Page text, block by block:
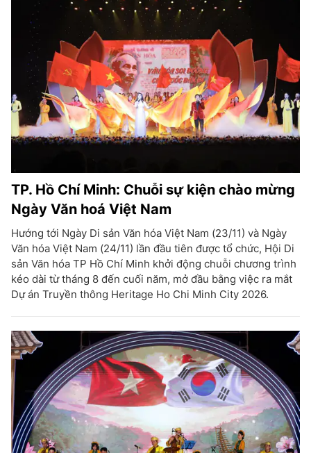
TP. Hồ Chí Minh: Chuỗi sự kiện chào mừng
Ngày Văn hoá Việt Nam
Hướng tới Ngày Di sản Văn hóa Việt Nam (23/11) và Ngày
Văn hóa Việt Nam (24/11) lần đầu tiên được tổ chức, Hội Di
sản Văn hóa TP Hồ Chí Minh khởi động chuỗi chương trình
kéo dài từ tháng 8 đến cuối năm, mở đầu bằng việc ra mắt
Dự án Truyền thông Heritage Ho Chi Minh City 2026.